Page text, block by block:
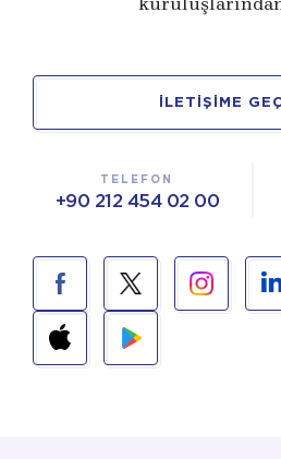
İLETİŞİME
TELEFON
+90 212 454 02 00